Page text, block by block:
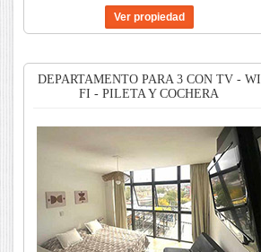
DEPARTAMENTO PARA 3 CON TV - WI
FI - PILETA Y COCHERA